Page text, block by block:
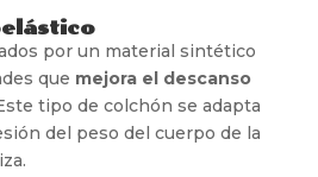
por un material sintético
que mejora el descanso
tipo de colchón se adapta
del peso del cuerpo de la